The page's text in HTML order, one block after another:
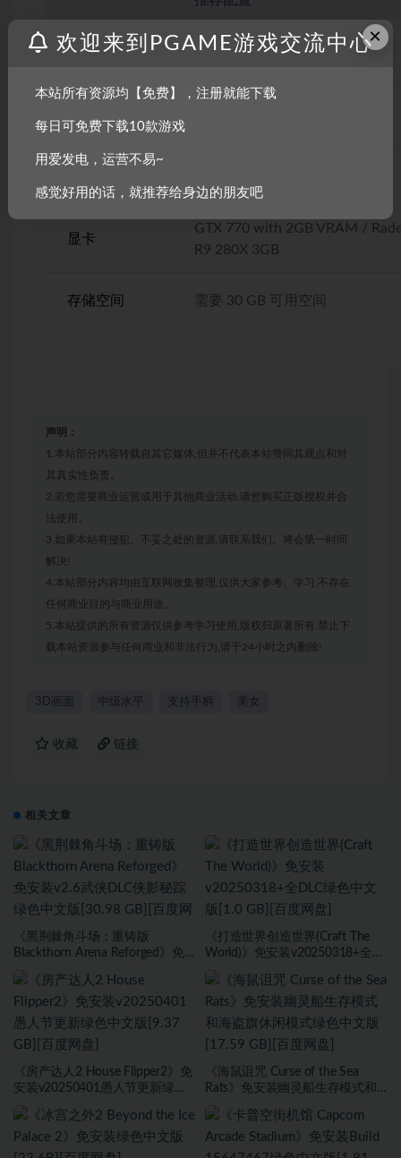
操作系统
显卡
存储空间
Windows 7/8/10
GTX 770 with 2GB VRAM /
R9 280X 3GB
需要 30 GB 可用空间
声明：
1.本站部分内容转载自其它媒体,但并不代表本站赞同其观点和对
其真实性负责。
2.若您需要商业运营或用于其他商业活动,请您购买正版授权并合
法使用。
3.如果本站有侵犯、不妥之处的资源,请联系我们。将会第一时间
解决!
4.本站部分内容均由互联网收集整理,仅供大家参考、学习,不存在
任何商业目的与商业用途。
5.本站提供的所有资源仅供参考学习使用,版权归原著所有,禁止下
载本站资源参与任何商业和非法行为,请于24小时之内删除!
3D画面 中级水平 支持手柄 美女
收藏 链接
相关文章
《黑荆棘角斗场：重铸版
Blackthorn Arena Reforged》免
文版[30.98 GB][百度网盘]
《打造世界创造世界(Craft The
World)》免安装v20250318+全
盘]
《房产达人2 House Flipper2》免
安装v20250401愚人节更新绿色
《海鼠诅咒 Curse of the Sea
Rats》免安装幽灵船生存模式和
GB][百度网盘]
×
欢迎来到PGAME游戏交流中心
本站所有资源均【免费】，注册就能下载
每日可免费下载10款游戏
用爱发电，运营不易~
感觉好用的话，就推荐给身边的朋友吧